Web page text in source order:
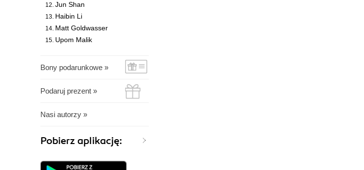
Jun Shan
Haibin Li
Matt Goldwasser
Upom Malik
Bony podarunkowe »
Podaruj prezent »
Nasi autorzy »
Pobierz aplikację: